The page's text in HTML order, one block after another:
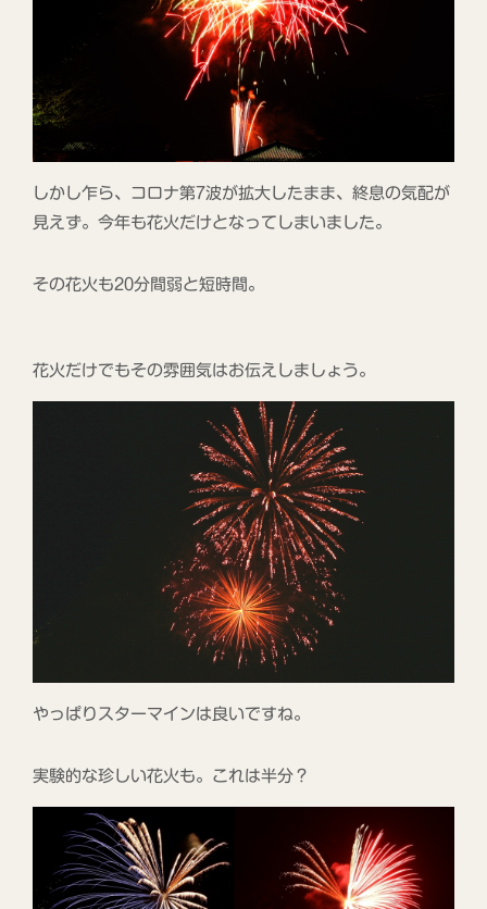
しかし乍ら、コロナ第7波が拡大したまま、終息の気配が
見えず。今年も花火だけとなってしまいました。
その花火も20分間弱と短時間。
花火だけでもその雰囲気はお伝えしましょう。
やっぱりスターマインは良いですね。
実験的な珍しい花火も。これは半分？